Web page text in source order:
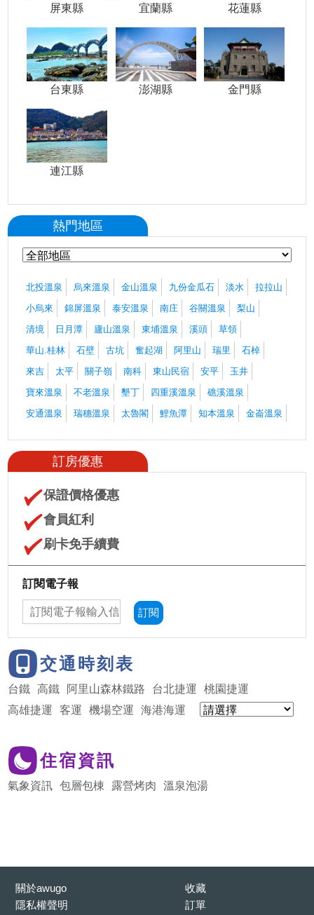
屏東縣 宜蘭縣 花蓮縣
台東縣 澎湖縣 金門縣
連江縣
熱門地區
北投溫泉 烏來溫泉 金山溫泉 九份金瓜石 淡水
拉拉山
小烏來
錦屏溫泉 泰安溫泉 南庄 谷關溫泉
梨山
清境
日月潭 廬山溫泉 東埔溫泉 溪頭
草領
華山.桂林
石壁 古坑 奮起湖 阿里山 瑞里
石棹
來吉
太平 關子嶺 南科 東山民宿 安平
玉井
寶來溫泉
不老溫泉 墾丁 四重溪溫泉
礁溪溫泉
安通溫泉
瑞穗溫泉 太魯閣 鯉魚潭 知本溫泉 金崙溫泉
訂房優惠
保證價格優惠
會員紅利
刷卡免手續費
訂閱電子報
訂閱
交通時刻表
台鐵 高鐵 阿里山森林鐵路 台北捷運
桃園捷運
高雄捷運
客運 機場空運 海港海運
住宿資訊
氣象資訊 包層包棟 露營烤肉 溫泉泡湯
關於awugo
隱私權聲明
收藏
訂單